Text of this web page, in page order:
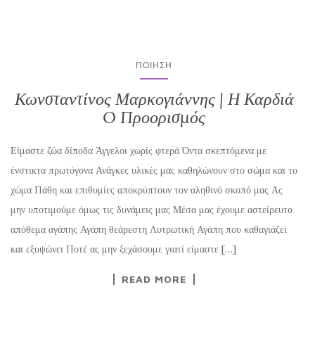
ΠΟΊΗΣΗ
Κωνσταντίνος Μαρκογιάννης | Η Καρδιά
O Προορισμός
Είμαστε ζώα δίποδα Άγγελοι χωρίς φτερά Όντα σκεπτόμενα με
ένστικτα πρωτόγονα Ανάγκες υλικές μας καθηλώνουν στο σώμα και το
χώμα Πάθη και επιθυμίες αποκρύπτουν τον αληθινό σκοπό μας Ας
μην υποτιμούμε όμως τις δυνάμεις μας Μέσα μας έχουμε αστείρευτο
απόθεμα αγάπης Αγάπη θεάρεστη Λυτρωτική Αγάπη που καθαγιάζει
και εξυψώνει Ποτέ ας μην ξεχάσουμε γιατί είμαστε […]
READ MORE